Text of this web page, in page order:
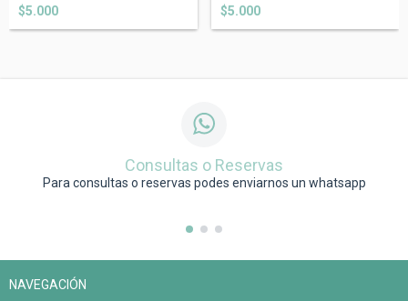
$5.000 $5.000
Consultas o Reservas
Para consultas o reservas podes enviarnos un whatsapp
NAVEGACIÓN